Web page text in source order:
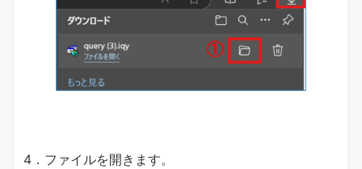
4．ファイルを開きます。